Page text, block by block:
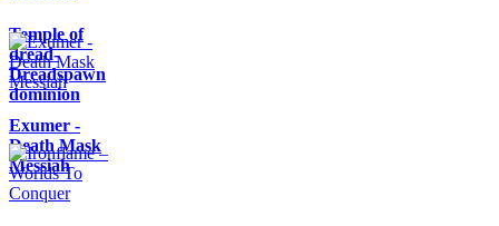
Temple of
dread-
Dreadspawn
dominion
Exumer -
Death Mask
Messiah